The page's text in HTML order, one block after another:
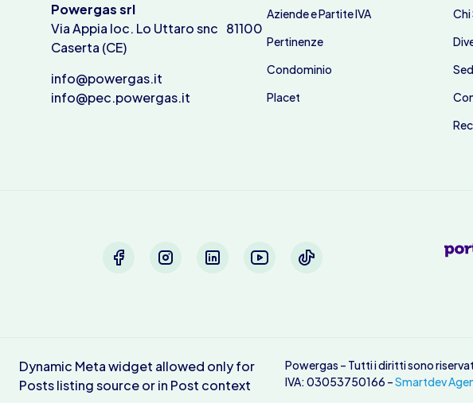
Powergas srl
Via Appia loc. Lo Uttaro snc 81100
Caserta (CE)
info@powergas.it
info@pec.powergas.it
Aziende e Partite IVA
Pertinenze
Condominio
Placet
Chi
Dynamic Meta widget allowed only for
Posts listing source or in Post context
Powergas – Tutti i diritti sono
IVA: 03053750166 –Smartdev